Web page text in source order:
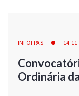
INFOFPAS 14-
Ordinária